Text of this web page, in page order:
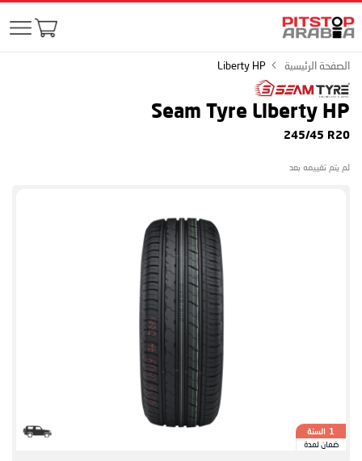
الصفحة الرئيسية Liberty HP
Seam Tyre Liberty HP
245/45 R20
لم يتم تقييمه بعد
1 السنة
ضمان لمدة